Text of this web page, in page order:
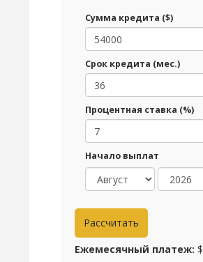
Сумма кредита ($)
Срок кредита (мес.)
Процентная ставка (%)
Начало выплат
Ежемесячный платеж: $